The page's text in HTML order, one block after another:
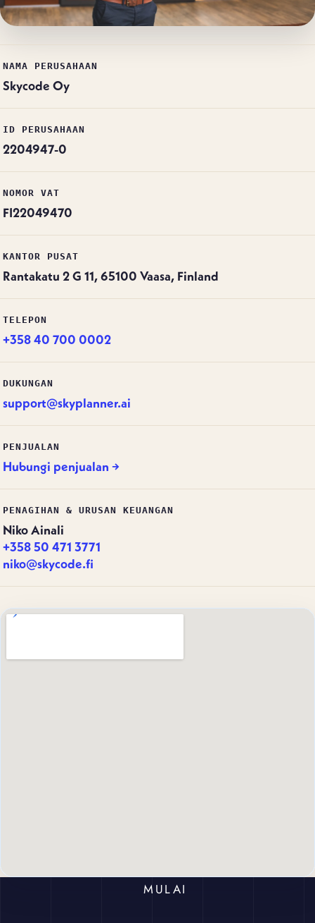
NAMA PERUSAHAAN
Skycode Oy
ID PERUSAHAAN
ID Perusahaan: 2204947-0
2204947-0
NOMOR VAT
FI22049470
KANTOR PUSAT
Rantakatu 2 G 11, 65100 Vaasa, Finland
TELEPON
+358 40 700 0002
DUKUNGAN
support@skyplanner.ai
PENJUALAN
Hubungi penjualan →
PENAGIHAN & URUSAN KEUANGAN
Niko Ainali
+358 50 471 3771
niko@skycode.fi
MULAI